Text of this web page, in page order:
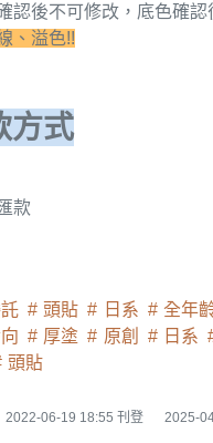
認後不可修改，底色確
、溢色!!
方式
款
頭貼 日系 全年
厚塗 原創 日系
頭貼
2022-06-19 18:55 刊登 2025-